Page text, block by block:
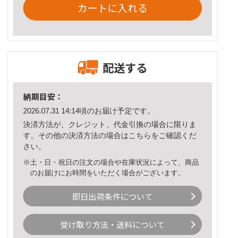
カートに入れる
配送する
納期目安：
2026.07.31 14:14頃のお届け予定です。
決済方法が、クレジット、代金引換の場合に限りま
す。その他の決済方法の場合はこちら をご確認くだ
さい。
※土・日・祝日の注文の場合や在庫状況によって、商品
のお届けにお時間をいただく場合がございます。
即日出荷条件について
受け取り方法・送料について